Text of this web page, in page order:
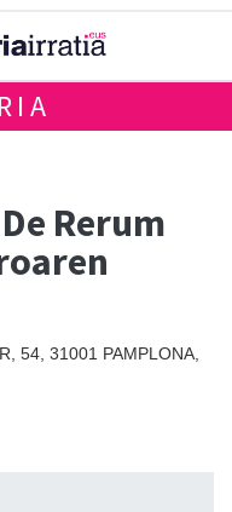
Rerum
54, 31001 PAMPLONA,